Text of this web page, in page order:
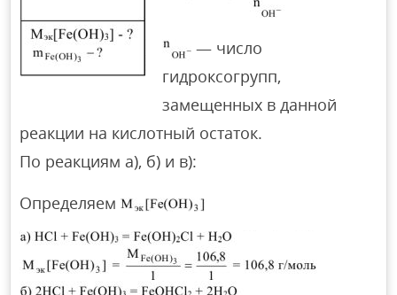
— число
гидроксогрупп,
замещенных в данной
реакции на кислотный остаток.
По реакциям а), б) и в):
Определяем